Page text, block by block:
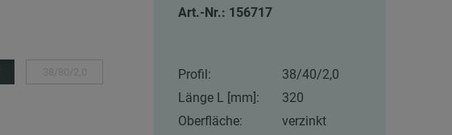
Art.-Nr.: 156717
Profil:
38/40/2,0
Länge L [mm]:
320
Oberfläche:
verzinkt